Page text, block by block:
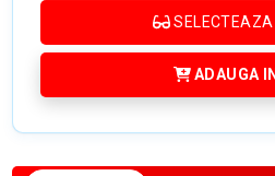
SELECTEAZA
ADAUGA